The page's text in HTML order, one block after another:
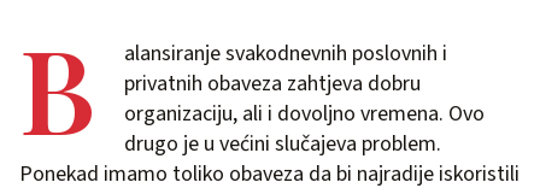
B
alansiranje svakodnevnih poslovnih i
privatnih obaveza zahtjeva dobru
organizaciju, ali i dovoljno vremena. Ovo
drugo je u većini slučajeva problem.
Ponekad imamo toliko obaveza da bi najradije iskoristili